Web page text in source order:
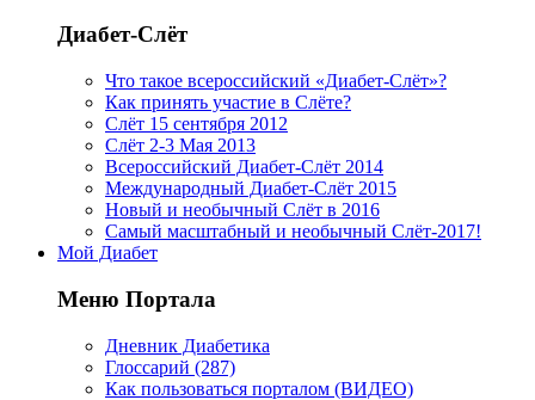
Диабет-Слёт
Что такое всероссийский «Диабет-Слёт»?
Как принять участие в Слёте?
Слёт 15 сентября 2012
Слёт 2-3 Мая 2013
Всероссийский Диабет-Слёт 2014
Международный Диабет-Слёт 2015
Новый и необычный Слёт в 2016
Самый масштабный и необычный Слёт-2017!
Мой Диабет
Меню Портала
Дневник Диабетика
Глоссарий (287)
Как пользоваться порталом (ВИДЕО)